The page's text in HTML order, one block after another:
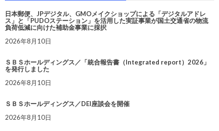
日本郵便、JPデジタル、GMOメイクショップによる「デジタルアドレ
ス」と「PUDOステーション」を活用した実証事業が国土交通省の物流
負荷低減に向けた補助金事業に採択
2026年8月10日
ＳＢＳホールディングス／「統合報告書（Integrated report）2026」
を発行しました
2026年8月10日
ＳＢＳホールディングス／DEI座談会を開催
2026年8月10日